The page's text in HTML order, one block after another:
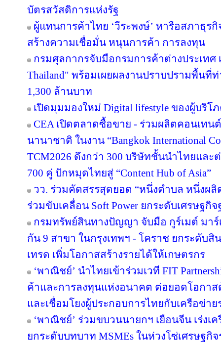
บัตรสวัสดิการแห่งรัฐ
ผู้แทนการค้าไทย ‘วีระพงษ์’ หารือสภาธุรกิ
สร้างความเชื่อมั่น หนุนการค้า การลงทุน
กรมศุลกากรจับมือกรมการค้าต่างประเทศ
Thailand" พร้อมเผยผลงานปราบปรามพื้นที่
1,300 ล้านบาท
เปิดมุมมองใหม่ Digital lifestyle ของผู้บริโ
CEA เปิดตลาดซื้อขาย - ร่วมผลิตคอนเทน
นานาชาติ ในงาน “Bangkok International
TCM2026 ดึงกว่า 300 บริษัทชั้นนำไทยและ
700 คู่ ปักหมุดไทยสู่ “Content Hub of Asia”
วว. ร่วมคัดสรรสุดยอด “หนึ่งตำบล หนึ่งผ
ร่วมขับเคลื่อน Soft Power ยกระดับเศรษฐกิ
กรมทรัพย์สินทางปัญญา จับมือ กูร์เมต์ มา
กัน 9 สาขา ในกรุงเทพฯ - โคราช ยกระดับ
เทรด เพิ่มโอกาสสร้างรายได้ให้เกษตรกร
‘พาณิชย์’ นำไทยเข้าร่วมเวที FIT
ค้าและการลงทุนแห่งอนาคต ต่อยอดโอกา
และเชื่อมโยงผู้ประกอบการไทยกับเครือข่าย
‘พาณิชย์’ ร่วมขบวนนายกฯ เยือนจีน เร่ง
ยกระดับบทบาท MSMEs ในห่วงโซ่เศรษฐกิ